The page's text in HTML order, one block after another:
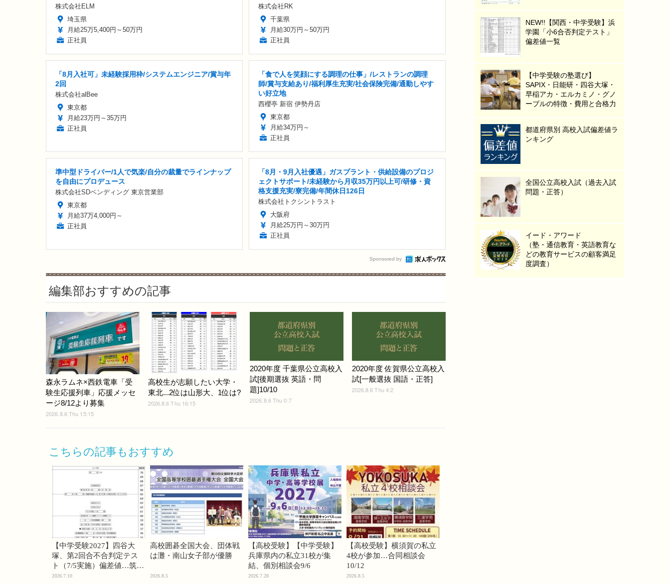
株式会社ELM
埼玉県
月給25万5,400円～50万円
正社員
株式会社RK
千葉県
月給30万円～50万円
正社員
「8月入社可」未経験採用枠/システムエンジニア/賞与年
2回
株式会社alBee
東京都
月給23万円～35万円
正社員
「食で人を笑顔にする調理の仕事」/レストランの調理
師/賞与支給あり/福利厚生充実/社会保険完備/通勤しやす
い好立地
西櫻亭 新宿 伊勢丹店
東京都
月給34万円～
正社員
準中型ドライバー/1人で気楽/自分の裁量でラインナップ
を自由にプロデュース
株式会社SDベンディング 東京営業部
東京都
月給37万4,000円～
正社員
「8月・9月入社優遇」ガスプラント・供給設備のプロジ
ェクトサポート/未経験から月収35万円以上可/研修・資
格支援充実/寮完備/年間休日126日
株式会社トクシントラスト
大阪府
月給25万円～30万円
正社員
Sponsored by
編集部おすすめの記事
森永ラムネ×西鉄電車「受
験生応援列車」応援メッセ
ージ8/12より募集
2026.8.6 Thu 15:15
高校生が志願したい大学・
東北...2位は山形大、1位は?
2026.8.6 Thu 16:15
2020年度 千葉県公立高校入
試[後期選抜 英語・問
題]10/10
2026.8.6 Thu 0:7
2020年度 佐賀県公立高校入
試[一般選抜 国語・正答]
2026.8.6 Thu 4:2
こちらの記事もおすすめ
【中学受験2027】四谷大
塚、第2回合不合判定テス
ト（7/5実施）偏差値…筑駒
74・桜蔭70＜PR＞
2026.7.10
高校囲碁全国大会、団体戦
は灘・南山女子部が優勝
2026.8.5
【高校受験】【中学受験】
兵庫県内の私立31校が集
結、個別相談会9/6
2026.7.28
【高校受験】横須賀の私立
4校が参加…合同相談会
10/12
2026.8.5
NEW!!【関西・中学受験】浜
学園「小6合否判定テスト」
偏差値一覧
【中学受験の塾選び】
SAPIX・日能研・四谷大塚・
早稲アカ・エルカミノ・グノ
ーブルの特徴・費用と合格力
都道府県別 高校入試偏差値ラ
ンキング
全国公立高校入試（過去入試
問題・正答）
イード・アワード
（塾・通信教育・英語教育な
どの教育サービスの顧客満足
度調査）